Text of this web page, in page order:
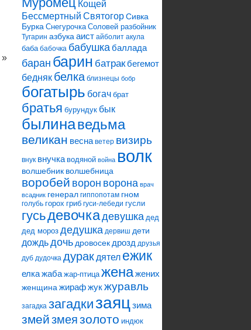
»
Кощей
Бессмертный СвятогорСивка
Бурка Снегурочка Соловей разбойник
Тугарин азбука аист айболит акула
баба бабочка бабушкабаллада
баран барин батракбегемот
бедняк белка близнецы бобр
богатырь богач брат
братья бурундук бык
былинаведьма
великан весна ветер визирь
внук внучка водяной война волк
волшебник волшебница
воробей ворон ворона врач
всадник генерал гиппопотам гном
голубь горох гриб гуси-лебеди гусли
гусьдевочкадевушка дед
дед мороз дедушка дервиш дети
дождьдочь дровосек дрозд друзья
дуб дудочка дурак дятел ежик
елкажаба жар-птица женажених
женщина жирафжукжуравль
загадка загадкизаяцзима
змейзмеязолото индюк